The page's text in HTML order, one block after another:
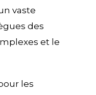
vaste
des
et le
les